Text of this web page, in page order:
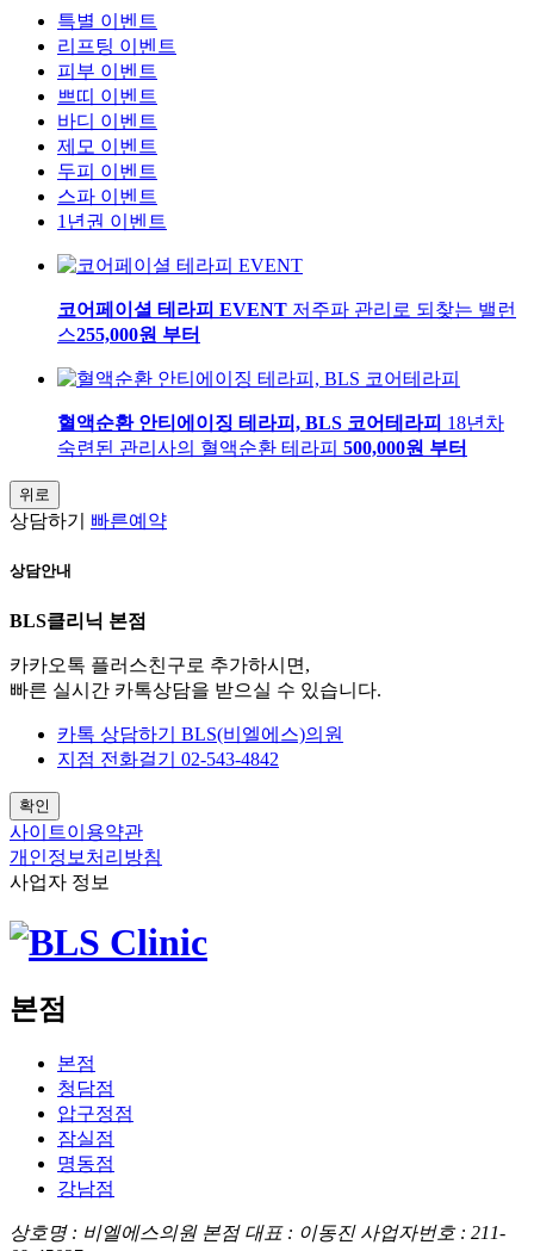
특별 이벤트
리프팅 이벤트
피부 이벤트
쁘띠 이벤트
바디 이벤트
제모 이벤트
두피 이벤트
스파 이벤트
1년권 이벤트
코어페이셜 테라피 EVENT 저주파 관리로 되찾는 밸런
스​255,000원 부터
혈액순환 안티에이징 테라피, BLS 코어테라피 18년차
숙련된 관리사의 혈액순환 테라피 500,000원 부터
위로
상담하기 빠른예약
상담안내
BLS클리닉 본점
카카오톡 플러스친구로 추가하시면,
빠른 실시간 카톡상담을 받으실 수 있습니다.
카톡 상담하기
BLS(비엘에스)의원
지점 전화걸기
02-543-4842
확인
사이트이용약관
개인정보처리방침
사업자 정보
본점
본점
청담점
압구정점
잠실점
명동점
강남점
상호명 : 비엘에스의원 본점 대표 : 이동진사업자번호 : 211-